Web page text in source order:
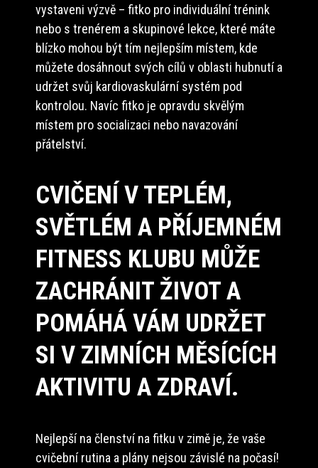
vystaveni výzvě – fitko pro individuální trénink
nebo s trenérem a skupinové lekce, které máte
blízko mohou být tím nejlepším místem, kde
můžete dosáhnout svých cílů v oblasti hubnutí a
udržet svůj kardiovaskulární systém pod
kontrolou. Navíc fitko je opravdu skvělým
místem pro socializaci nebo navazování
přátelství.
CVIČENÍ V TEPLÉM,
SVĚTLÉM A PŘÍJEMNÉM
FITNESS KLUBU MŮŽE
ZACHRÁNIT ŽIVOT A
POMÁHÁ VÁM UDRŽET
SI V ZIMNÍCH MĚSÍCÍCH
AKTIVITU A ZDRAVÍ.
Nejlepší na členství na fitku v zimě je, že vaše
cvičební rutina a plány nejsou závislé na počasí!